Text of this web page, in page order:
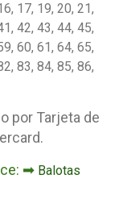
17, 19, 20, 21,
42, 43, 44, 45,
60, 61, 64, 65,
83, 84, 85, 86,
por Tarjeta de
➡ Balotas